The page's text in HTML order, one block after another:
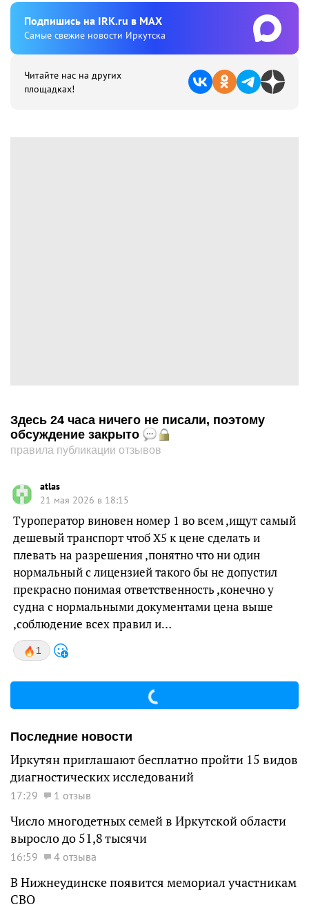
Подпишиcь на IRK.ru в MAX
Cамые свежие новости Иркутска
Читайте нас на других
площадках!
Здесь 24 часа ничего не писали, поэтому
обсуждение закрыто
правила публикации отзывов
atlas
21 мая 2026 в 18:15
Туроператор виновен номер 1 во всем ,ищут самый
дешевый транспорт чтоб Х5 к цене сделать и
плевать на разрешения ,понятно что ни один
нормальный с лицензией такого бы не допустил
прекрасно понимая ответственность ,конечно у
судна с нормальными документами цена выше
,соблюдение всех правил и…
1
Последние новости
Иркутян приглашают бесплатно пройти 15 видов
диагностических исследований
17:29 1 отзыв
Число многодетных семей в Иркутской области
выросло до 51,8 тысячи
16:59 4 отзыва
В Нижнеудинске появится мемориал участникам
СВО